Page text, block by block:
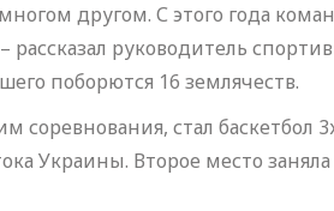
другом. С этого года
руководитель
поборются 16 землячеств.
стал баскетбол
Украины. Второе место